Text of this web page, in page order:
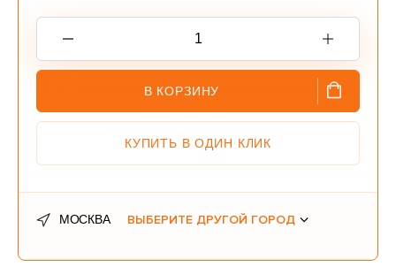
В КОРЗИНУ
КУПИТЬ В ОДИН КЛИК
МОСКВА ВЫБЕРИТЕ ДРУГОЙ ГОРОД